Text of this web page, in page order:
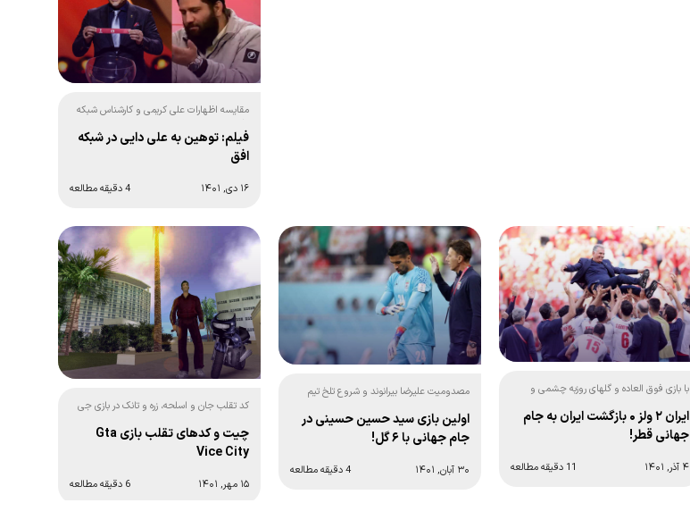
مقایسه اظهارات علی کریمی و کارشناس شبکه
فیلم: توهین به علی دایی در شبکه
افق
۱۶ دی, ۱۴۰۱ 4 دقیقه مطالعه
با بازی فوق العاده و گلهای روزبه چشمی و
ایران ۲ ولز ۰ بازگشت ایران به جام
جهانی قطر!
۴ آذر, ۱۴۰۱ 11 دقیقه مطالعه
مصدومیت علیرضا بیرانوند و شروع تلخ تیم
اولین بازی سید حسین حسینی در
جام جهانی با ۶ گل!
۳۰ آبان, ۱۴۰۱ 4 دقیقه مطالعه
کد تقلب جان و اسلحه، زره و تانک در بازی جی
چیت و کدهای تقلب بازی Gta
Vice City
۱۵ مهر, ۱۴۰۱ 6 دقیقه مطالعه